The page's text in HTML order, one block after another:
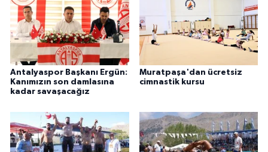
Antalyaspor Başkanı Ergün:
Kanımızın son damlasına
kadar savaşacağız
Muratpaşa'dan ücretsiz
cimnastik kursu